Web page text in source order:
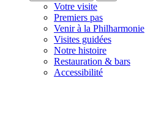
Votre visite
Premiers pas
Venir à la Philharmonie
Visites guidées
Notre histoire
Restauration & bars
Accessibilité